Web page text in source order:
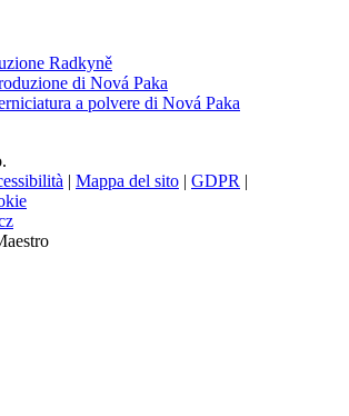
Radkyně
di Nová Paka
a polvere di Nová Paka
| Mappa del sito | GDPR |